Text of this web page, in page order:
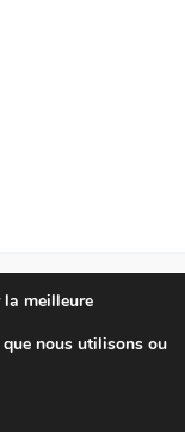
meilleure
nous utilisons ou